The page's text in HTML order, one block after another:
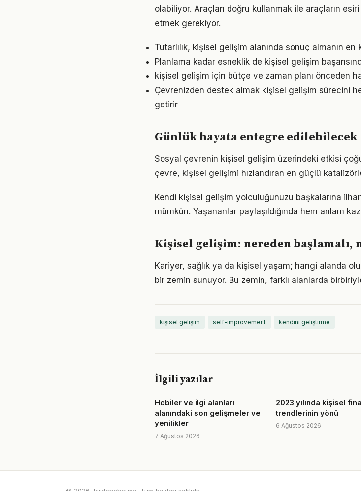
olabiliyor. Araçları doğru kullanmak ile araçların
etmek gerekiyor.
Tutarlılık, kişisel gelişim alanında sonuç almanın
Planlama kadar esneklik de kişisel gelişim
kişisel gelişim için bütçe ve zaman planı önceden
Çevrenizden destek almak kişisel gelişim sürecini
getirir
Günlük hayata entegre
Sosyal çevrenin kişisel gelişim üzerindeki etkisi
çevre, kişisel gelişimi hızlandıran en güçlü
Kendi kişisel gelişim yolculuğunuzu başkalarına
mümkün. Yaşananlar paylaşıldığında hem anlam
Kişisel gelişim: nereden başlamalı,
Kariyer, sağlık ya da kişisel yaşam; hangi alanda
bir zemin sunuyor. Bu zemin, farklı alanlarda
kişisel gelişim self-improvement kendini geliştirme
İlgili yazılar
Hobiler ve ilgi alanları
alanındaki son gelişmeler ve
yenilikler
7 Ağustos 2026
2023 yılında kişisel
trendlerinin yönü
6 Ağustos 2026